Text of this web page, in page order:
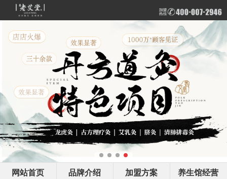
网站首页 品牌介绍 加盟方案 养生馆经营